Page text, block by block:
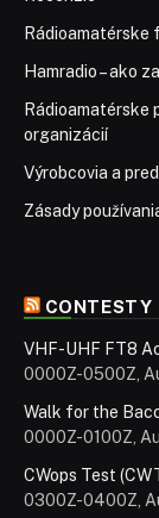
Rádioamatérske
Hamradio – ako
Rádioamatérske
organizácií
Výrobcovia a
Zásady
CONTESTY
VHF-UHF FT8
0000Z-0500Z,
Walk for the
0000Z-0100Z,
CWops Test
0300Z-0400Z,